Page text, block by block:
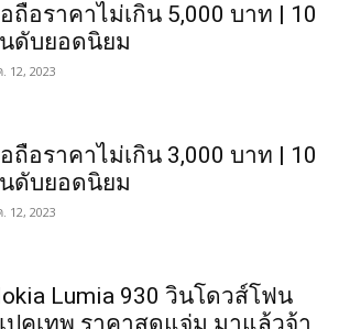
ถือราคาไม่เกิน 5,000 บาท | 10
ดับยอดนิยม
12, 2023
ถือราคาไม่เกิน 3,000 บาท | 10
ดับยอดนิยม
12, 2023
Lumia 930 วินโดวส์โฟน
ปคเทพ ราคาสุดแจ่ม มาแล้วจ้า